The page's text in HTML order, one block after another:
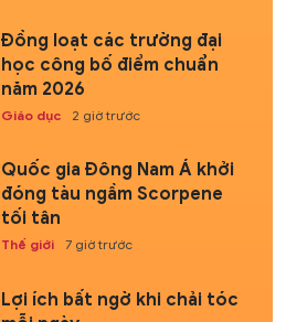
Đồng loạt các trường đại
học công bố điểm chuẩn
năm 2026
Giáo dục 2 giờ trước
Quốc gia Đông Nam Á khởi
đóng tàu ngầm Scorpene
tối tân
Thế giới 7 giờ trước
Lợi ích bất ngờ khi chải tóc